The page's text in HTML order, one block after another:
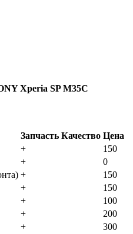
Xperia SP M35C
Запчасть Качество Цена
+
150
+
0
+
150
+
150
+
100
+
200
+
300